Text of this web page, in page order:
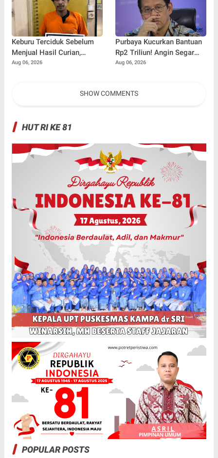
Keburu Terciduk Sebelum
Menjual Hasil Curian,
Maling Kantor Balai
Aug 06, 2026
Purbaya Kucurkan Bantuan
Rp2 Triliun! Angin Segar
Bagi Pemda untuk
Aug 06, 2026
SHOW COMMENTS
HUT RI KE 81
POPULAR POSTS